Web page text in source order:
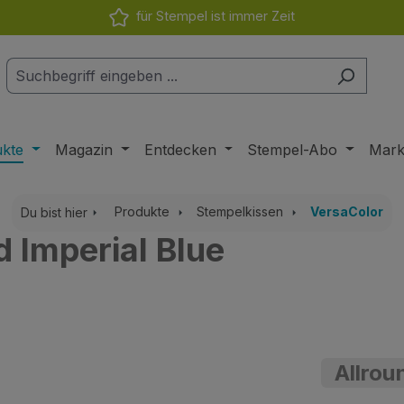
für Stempel ist immer Zeit
Magazin Entdecken Stempel-Abo
Du bist hier Produkte Stempelkissen VersaColor
Imperial Blue